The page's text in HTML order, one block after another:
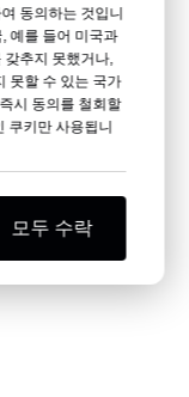
동의하는 것입니
예를 들어 미국과
갖추지 못했거나,
못할 수 있는 국가
시 동의를 철회할
쿠키만 사용됩니
모두 수락